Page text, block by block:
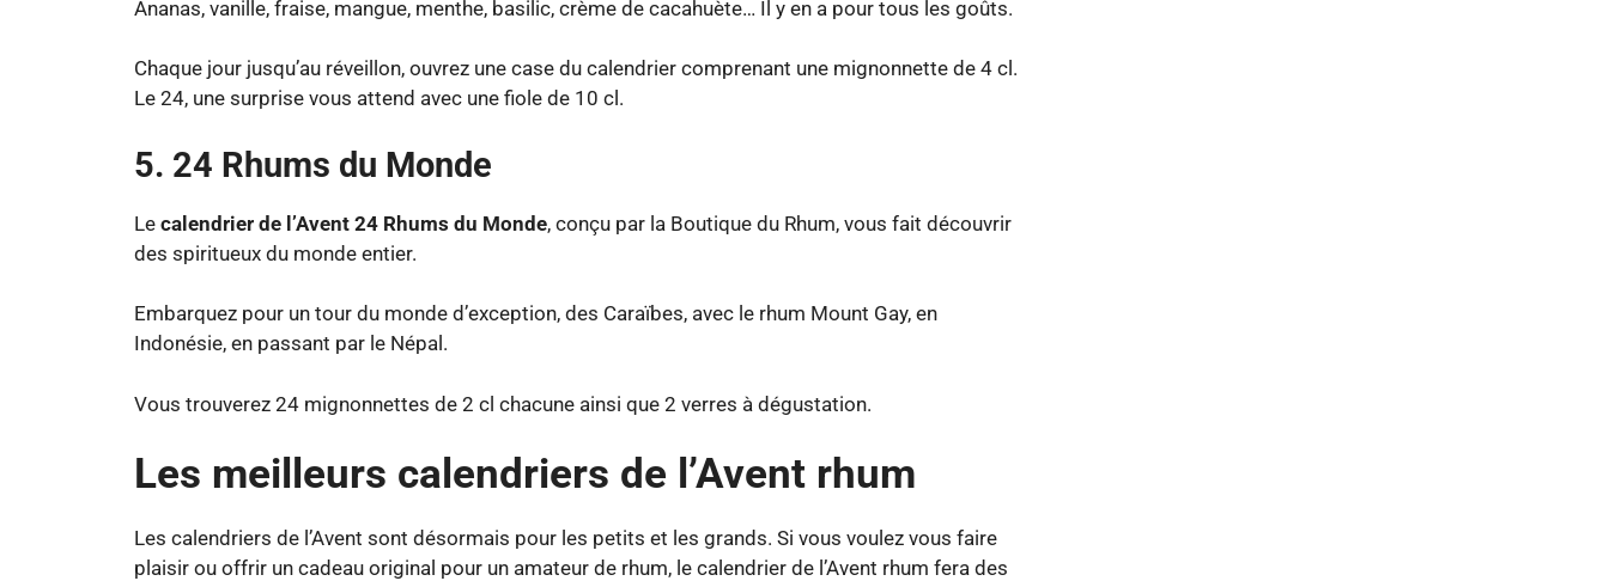
Ananas, vanille, fraise, mangue, menthe, basilic, crème de cacahuète… Il y en a pour tous les goûts.
Chaque jour jusqu’au réveillon, ouvrez une case du calendrier comprenant une mignonnette de 4 cl.
Le 24, une surprise vous attend avec une fiole de 10 cl.
5. 24 Rhums du Monde
Le calendrier de l’Avent 24 Rhums du Monde, conçu par la Boutique du Rhum, vous fait découvrir
des spiritueux du monde entier.
Embarquez pour un tour du monde d’exception, des Caraïbes, avec le rhum Mount Gay, en
Indonésie, en passant par le Népal.
Vous trouverez 24 mignonnettes de 2 cl chacune ainsi que 2 verres à dégustation.
Les meilleurs calendriers de l’Avent rhum
Les calendriers de l’Avent sont désormais pour les petits et les grands. Si vous voulez vous faire
plaisir ou offrir un cadeau original pour un amateur de rhum, le calendrier de l’Avent rhum fera des